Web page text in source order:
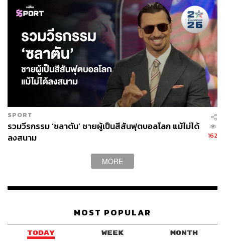
SPORT
รวมวีรกรรม ‘ซลาตัน’ ชายผู้เป็นสีสันฟุตบอลโลก แม้ไม่ได้
ลงสนาม
162
MORE
MOST POPULAR
TODAY WEEK MONTH